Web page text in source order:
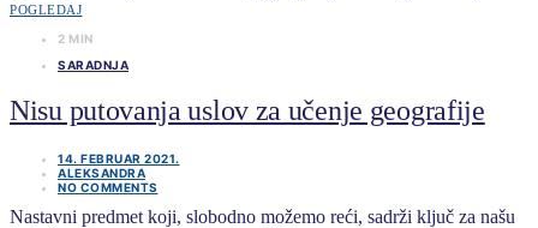
POGLEDAJ
2 MIN
SARADNJA
Nisu putovanja uslov za učenje geografije
14. FEBRUAR 2021.
ALEKSANDRA
NO COMMENTS
Nastavni predmet koji, slobodno možemo reći, sadrži ključ za našu